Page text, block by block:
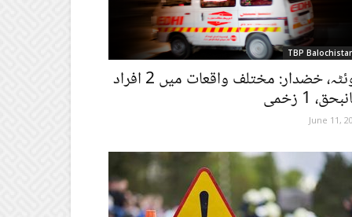
TBP
کوئٹہ، خضدار: مختلف واقعات میں 2 افراد
1 زخمی
June 11,